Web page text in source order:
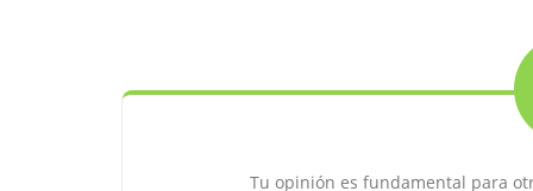
Tu opinión es fundamental para